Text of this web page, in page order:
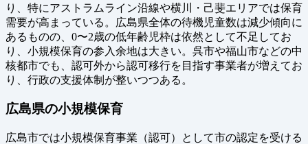
り、特にアストラムライン沿線や横川・己斐エリアでは保育
需要が高まっている。広島県全体の待機児童数は減少傾向に
あるものの、0〜2歳の低年齢児枠は依然として不足してお
り、小規模保育の参入余地は大きい。呉市や福山市などの中
核都市でも、認可外から認可移行を目指す事業者が増えてお
り、行政の支援体制が整いつつある。
広島県の小規模保育
広島市では小規模保育事業（認可）として市の認定を受ける